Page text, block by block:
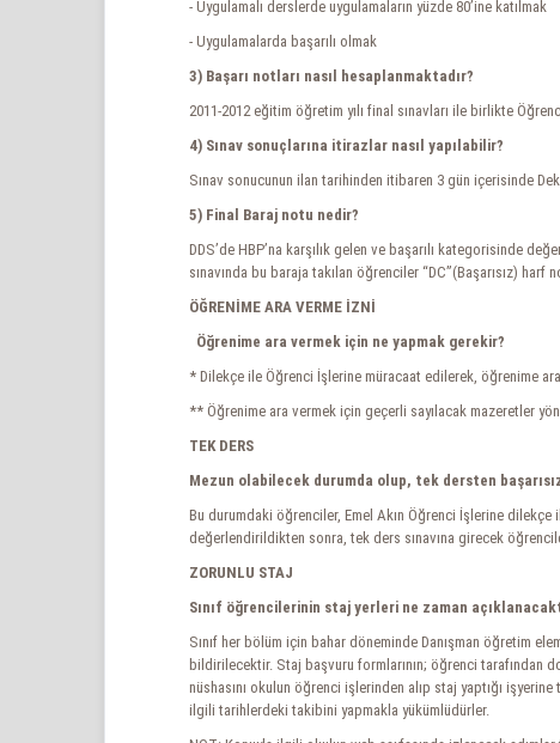
- Uygulamalı derslerde uygulamaların yüzde 80’ine katılmak
- Uygulamalarda başarılı olmak
3) Başarı notları nasıl hesaplanmaktadır?
2011-2012 eğitim öğretim yılı final sınavları ile birlikte
4) Sınav sonuçlarına itirazlar nasıl yapılabilir?
Sınav sonucunun ilan tarihinden itibaren 3 gün içerisinde
5) Final Baraj notu nedir?
DDS’de HBP’na karşılık gelen ve başarılı kategorisinde
sınavında bu baraja takılan öğrenciler “DC”(Başarısız)
ÖĞRENİME ARA VERME İZNİ
Öğrenime ara vermek için ne yapmak gerekir?
* Dilekçe ile Öğrenci İşlerine müracaat edilerek, öğrenime
** Öğrenime ara vermek için geçerli sayılacak mazeretler
TEK DERS
Mezun olabilecek durumda olup, tek dersten
Bu durumdaki öğrenciler, Emel Akın Öğrenci İşlerine dilekçe
değerlendirildikten sonra, tek ders sınavına girecek
ZORUNLU STAJ
Sınıf öğrencilerinin staj yerleri ne zaman
Sınıf her bölüm için bahar döneminde Danışman öğretim
bildirilecektir. Staj başvuru formlarının; öğrenci tarafından
nüshasını okulun öğrenci işlerinden alıp staj yaptığı
ilgili tarihlerdeki takibini yapmakla yükümlüdürler.